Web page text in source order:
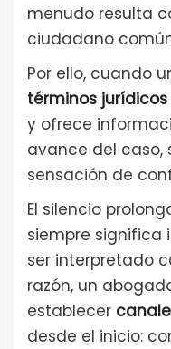
menudo resulta
ciudadano
Por ello, cuando
términos jurídicos
y ofrece
avance del caso,
sensación de
El silencio
siempre significa
ser interpretado
razón, un
establecer
desde el inicio: